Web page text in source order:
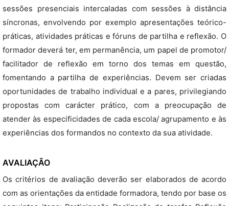
sessões presenciais intercaladas com sessões à distância
síncronas, envolvendo por exemplo apresentações teórico-
práticas, atividades práticas e fóruns de partilha e reflexão. O
formador deverá ter, em permanência, um papel de promotor/
facilitador de reflexão em torno dos temas em questão,
fomentando a partilha de experiências. Devem ser criadas
oportunidades de trabalho individual e a pares, privilegiando
propostas com carácter prático, com a preocupação de
atender às especificidades de cada escola/ agrupamento e às
experiências dos formandos no contexto da sua atividade.
AVALIAÇÃO
Os critérios de avaliação deverão ser elaborados de acordo
com as orientações da entidade formadora, tendo por base os